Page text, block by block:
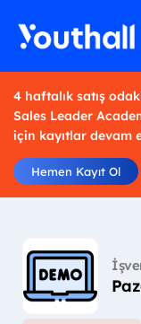
4 haftalık satış
Sales Leader
için kayıtlar devam
Hemen Kayıt Ol